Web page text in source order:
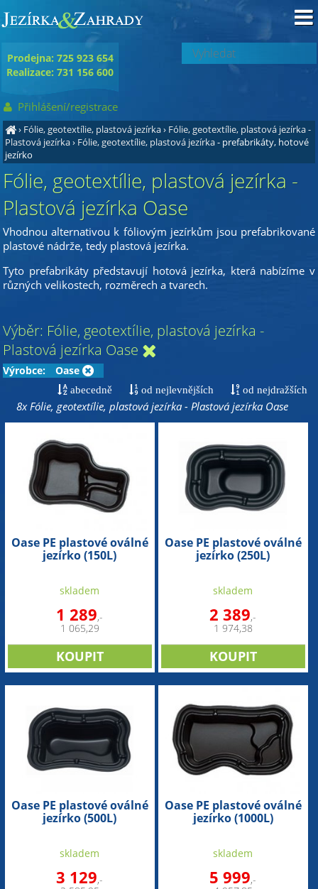
› Fólie, geotextílie, plastová jezírka› Fólie, geotextílie, plastová jezírka -
Plastová jezírka› Fólie, geotextílie, plastová jezírka- prefabrikáty, hotové
jezírko
Fólie, geotextílie, plastová jezírka -
Plastová jezírka Oase
Vhodnou alternativou k fóliovým jezírkům jsou prefabrikované
plastové nádrže, tedy plastová jezírka.
Tyto prefabrikáty představují hotová jezírka, která nabízíme v
různých velikostech, rozměrech a tvarech.
Výběr: Fólie, geotextílie, plastová jezírka -
Plastová jezírka Oase
Výrobce: Oase
abecedně od nejlevnějších od nejdražších
8x Fólie, geotextílie, plastová jezírka - Plastová jezírka Oase
Oase PE plastové oválné
jezírko (150L)
skladem
1 289,-
1 065,29
Oase PE plastové oválné
jezírko (250L)
skladem
2 389,-
1 974,38
Oase PE plastové oválné
jezírko (500L)
skladem
3 129,-
Oase PE plastové oválné
jezírko (1000L)
skladem
5 999,-
Prodejna: 725 923 654
Realizace: 731 156 600
Přihlášení/registrace